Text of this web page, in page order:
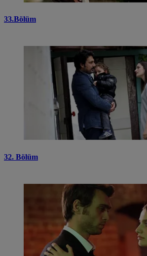
33.Bölüm
32. Bölüm